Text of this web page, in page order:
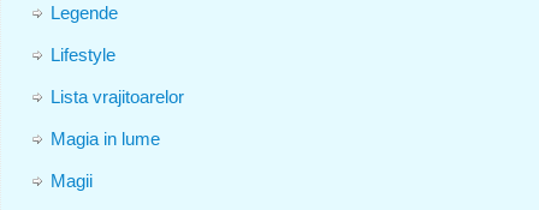
Legende
Lifestyle
Lista vrajitoarelor
Magia in lume
Magii